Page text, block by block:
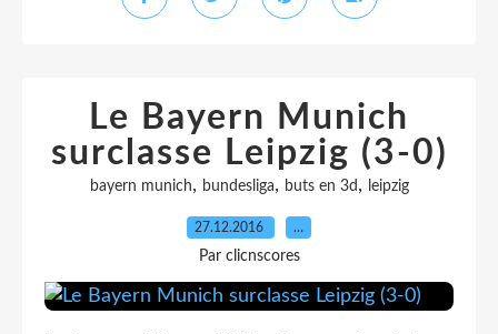
Le Bayern Munich
surclasse Leipzig (3-0)
bayern munich, bundesliga, buts en 3d , leipzig
27.12.2016 …
Par clicnscores